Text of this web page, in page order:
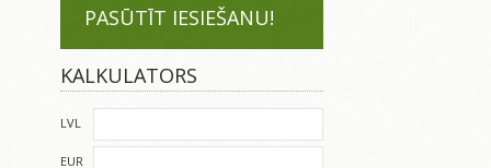
PASŪTĪT IESIEŠANU!
KALKULATORS
LVL
EUR